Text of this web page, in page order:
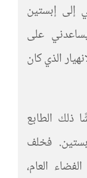
إلى إبستين
على
الذي كان
ذلك الطابع
فخلف
العام،